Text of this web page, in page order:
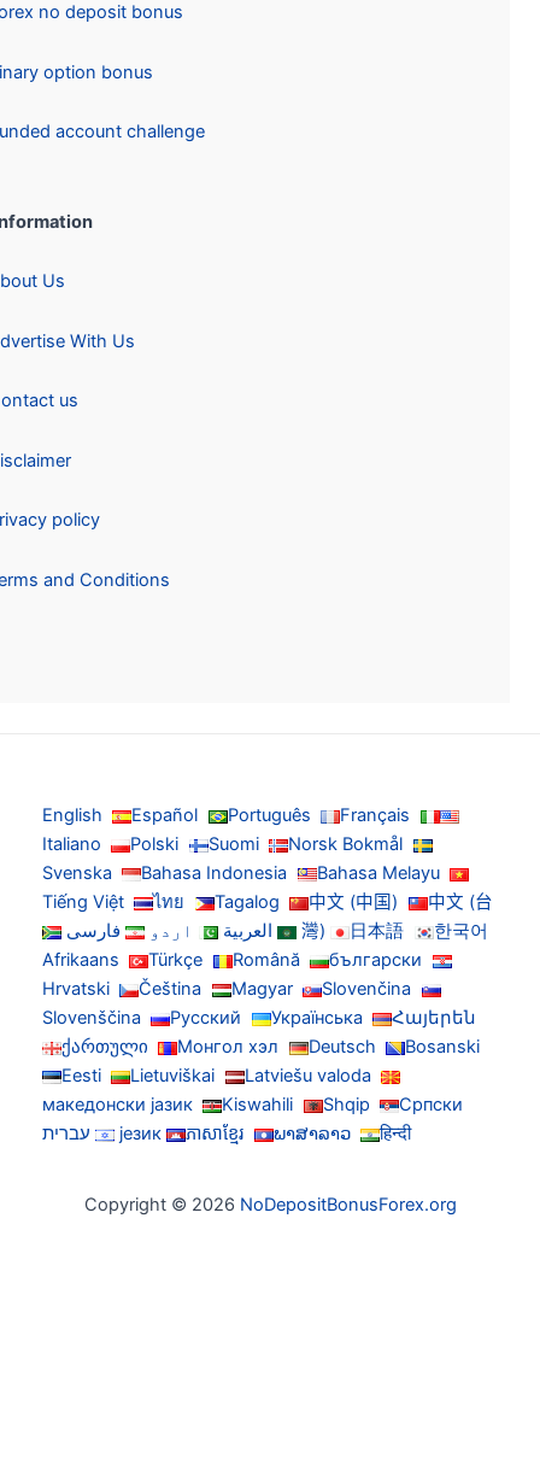
Forex no deposit bonus
Binary option bonus
Funded account challenge
Information:
About Us
Advertise With Us
Contact us
Disclaimer
Privacy policy
Terms and Conditions
English Español Português
Français
Italiano
Polski Suomi
Norsk Bokmål
Svenska
Bahasa Indonesia
Bahasa Melayu
Tiếng Việt
ไทย Tagalog 中文 (中国)
中文 (台
灣)
日本語 한국어 العربية اردو
فارسی
Afrikaans
Türkçe Română
български
Hrvatski
Čeština Magyar
Slovenčina
Slovenščina
Русский Українська
Հայերեն
ქართული
Монгол хэл Deutsch
Bosanski
Eesti
Lietuviškai
Latviešu valoda
македонски јазик
Kiswahili Shqip
Српски
језик
ភាសាខ្មែរ ພາສາລາວ हिन्दी עברית
Copyright © 2026NoDepositBonusForex.org